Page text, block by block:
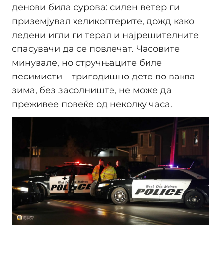
денови била сурова: силен ветер ги
приземјувал хеликоптерите, дожд како
ледени игли ги терал и најрешителните
спасувачи да се повлечат. Часовите
минувале, но стручњаците биле
песимисти – тригодишно дете во ваква
зима, без засолниште, не може да
преживее повеќе од неколку часа.